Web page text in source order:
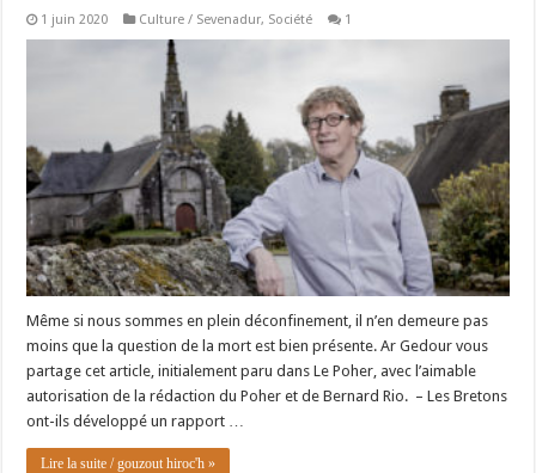
1 juin 2020 Culture / Sevenadur, Société 1
Même si nous sommes en plein déconfinement, il n’en demeure pas
moins que la question de la mort est bien présente. Ar Gedour vous
partage cet article, initialement paru dans Le Poher, avec l’aimable
autorisation de la rédaction du Poher et de Bernard Rio. – Les Bretons
ont-ils développé un rapport …
Lire la suite / gouzout hiroc'h »